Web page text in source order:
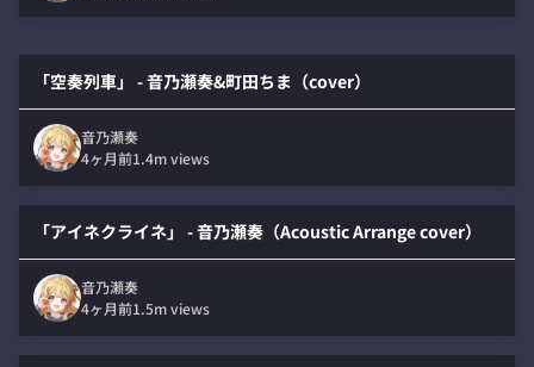
「空奏列車」 - 音乃瀬奏&町田ちま（cover）
音乃瀬奏
4ヶ月前1.4mviews
「アイネクライネ」 - 音乃瀬奏（Acoustic Arrange cover）
音乃瀬奏
4ヶ月前1.5mviews